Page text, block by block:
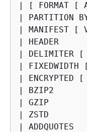
| [ FORMAT [
| PARTITION
| MANIFEST [
| HEADER
| DELIMITER
|
| ENCRYPTED
| BZIP2
| GZIP
| ZSTD
| ADDQUOTES